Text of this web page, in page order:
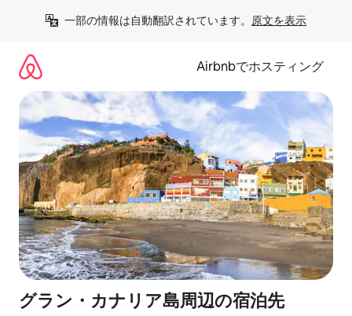
一部の情報は自動翻訳されています。 原文を表示
Airbnbでホスティング
グラン・カナリア島⁠周⁠辺⁠の宿⁠泊⁠先